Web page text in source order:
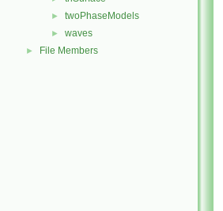
► twoPhaseModels
► waves
► File Members